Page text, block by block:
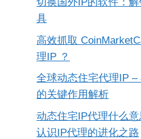
具
高效抓取
理IP ？
全球动态住宅代理IP –
的关键作用解析
动态住宅IP代理什么意
认识IP代理的进化之路